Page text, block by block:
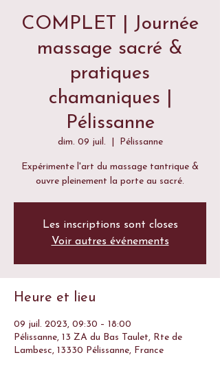
COMPLET | Journée
massage sacré &
pratiques
chamaniques |
Pélissanne
dim. 09 juil. Pélissanne
Expérimente l'art du massage tantrique &
Les inscriptions sont closes
Voir autres événements
Heure et lieu
09 juil. 2023, 09:30 – 18:00
Pélissanne, 13 ZA du Bas Taulet, Rte de
Lambesc, 13330 Pélissanne, France